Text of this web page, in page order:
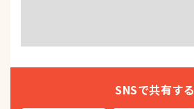
SNSで共有する